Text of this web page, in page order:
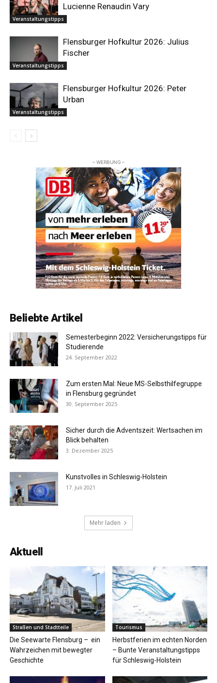
Veranstaltungstipps
Lucienne Renaudin Vary
Veranstaltungstipps
Flensburger Hofkultur 2026: Julius
Fischer
Veranstaltungstipps
Flensburger Hofkultur 2026: Peter
Urban
– WERBUNG –
Beliebte Artikel
Semesterbeginn 2022: Versicherungstipps für
Studierende
24. September 2022
Zum ersten Mal: Neue MS-Selbsthilfegruppe
in Flensburg gegründet
30. September 2025
Sicher durch die Adventszeit: Wertsachen im
Blick behalten
3. Dezember 2025
Kunstvolles in Schleswig-Holstein
17. Juli 2021
Mehr laden
Aktuell
Straßen und Stadtteile
Die Seewarte Flensburg – ein
Wahrzeichen mit bewegter
Geschichte
Tourismus
Herbstferien im echten Norden
– Bunte Veranstaltungstipps
für Schleswig-Holstein